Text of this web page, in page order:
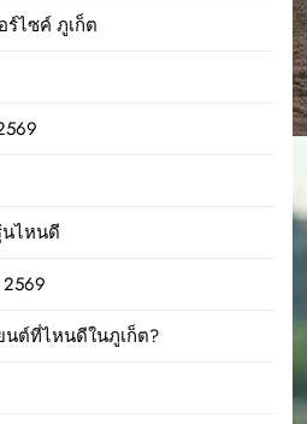
ร์ไซค์ ภูเก็ต
นไหนดี
นต์ที่ไหนดีในภูเก็ต?